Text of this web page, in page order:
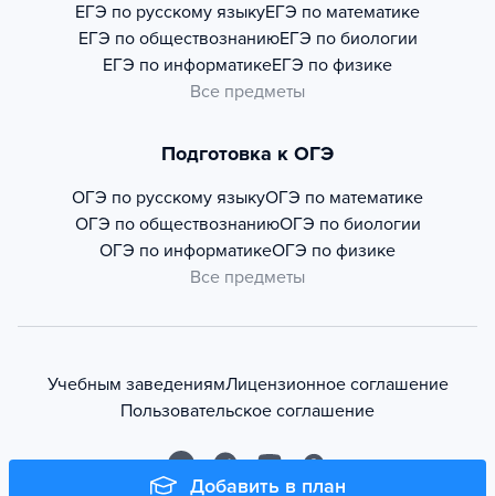
Добавить в план
ЕГЭ по русскому языкуЕГЭ по математике
ЕГЭ по обществознаниюЕГЭ по биологии
ЕГЭ по информатикеЕГЭ по физике
Все предметы
Подготовка к ОГЭ
ОГЭ по русскому языкуОГЭ по математике
ОГЭ по обществознаниюОГЭ по биологии
ОГЭ по информатикеОГЭ по физике
Все предметы
Учебным заведениямЛицензионное соглашение
Пользовательское соглашение